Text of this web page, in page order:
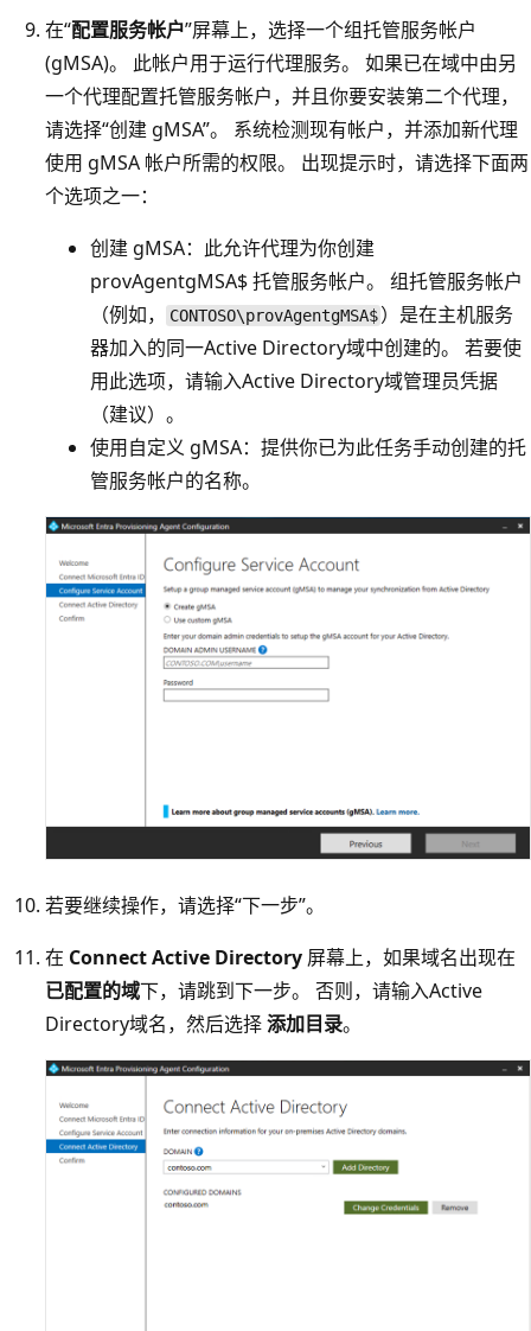
在“配置服务帐户”屏幕上，选择一个组托管服务帐户
(gMSA)。 此帐户用于运行代理服务。 如果已在域中由另
一个代理配置托管服务帐户，并且你要安装第二个代理，
请选择“创建 gMSA”。
系统检测现有帐户，并添加新代理
使用 gMSA 帐户所需的权限。 出现提示时，请选择下面两
个选项之一：
创建 gMSA：此允许代理为你创建
provAgentgMSA$ 托管服务帐户。
组托管服务帐户
（例如，
CONTOSO\provAgentgMSA$ ）是在主机服务
器加入的同一Active Directory域中创建的。 若要使
用此选项，请输入Active Directory域管理员凭据
（建议）。
使用自定义 gMSA：提供你已为此任务手动创建的托
管服务帐户的名称。
若要继续操作，请选择“下一步”。
在 Connect Active Directory 屏幕上，如果域名出现在
已配置的域下，请跳到下一步。 否则，请输入Active
Directory域名，然后选择添加目录。